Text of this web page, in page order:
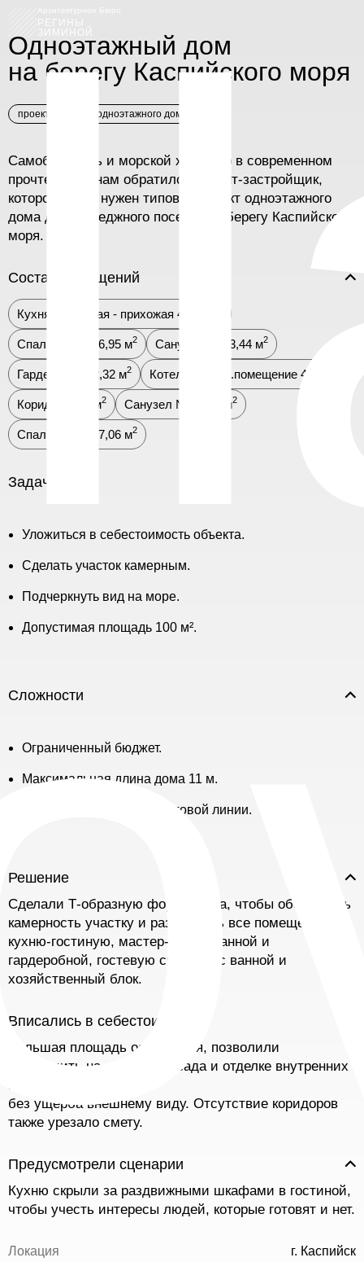
Архитектурное Бюро
РЕГИНЫ
ЗИМИНОЙ
Одноэтажный дом
на берегу Каспийского моря
проектирование одноэтажного дома
Самобытность и морской характер в современном
прочтении. К нам обратился клиент-застройщик,
которому был нужен типовой проект одноэтажного
дома для коттеджного поселка на берегу Каспийского
моря.
Состав помещений
Кухня - гостиная - прихожая 49,97 м
Спальня №1 16,95 м2 Санузел №1 3,44 м2
Гардеробная 2,32 м2 Котельная/тех.помещение 4,77 м
Коридор 2,26 м2 Санузел №2 3,38 м2
Спальня №2 17,06 м2
Задачи
Уложиться в себестоимость объекта.
Сделать участок камерным.
Подчеркнуть вид на море.
Допустимая площадь 100 м².
Сложности
Ограниченный бюджет.
Максимальная длина дома 11 м.
Сложные грунты на береговой линии.
Решение
Сделали Т-образную форму дома, чтобы обеспечить
камерность участку и разместить все помещения:
кухню-гостиную, мастер-блок с ванной и
гардеробной, гостевую спальню с ванной и
хозяйственный блок.
Вписались в себестоимость
Большая площадь остекления, позволили
сэкономить на отделке фасада и отделке внутренних
помещений,
без ущерба внешнему виду. Отсутствие коридоров
также урезало смету.
Предусмотрели сценарии
Кухню скрыли за раздвижными шкафами в гостиной,
чтобы учесть интересы людей, которые готовят и нет.
Локация г. Каспийск